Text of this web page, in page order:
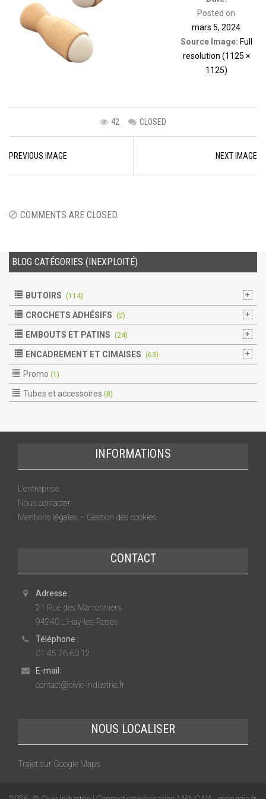
Posted on
mars 5, 2024
Source Image: Full
resolution (1125 ×
1125)
42 CLOSED
navigation
PREVIOUS IMAGE NEXT IMAGE
COMMENTS ARE CLOSED.
BLOG CATÉGORIES (INEXPLOITÉ)
BUTOIRS (114)
CROCHETS ADHÉSIFS (2)
EMBOUTS ET PATINS (24)
ENCADREMENT ET CIMAISES (63)
Promo (1)
Tubes et accessoires (8)
INFORMATIONS
L’entreprise
Nous contacter
Mentions légales – Gestion des cookies
CONTACT
Adresse :
21 Rue des Marronniers
94240 L'Haÿ-les-Roses
Téléphone :
01 45 76 60 12
E-mail:
contact@civic-industrie.fr
NOUS LOCALISER
Trajet sur Google Maps